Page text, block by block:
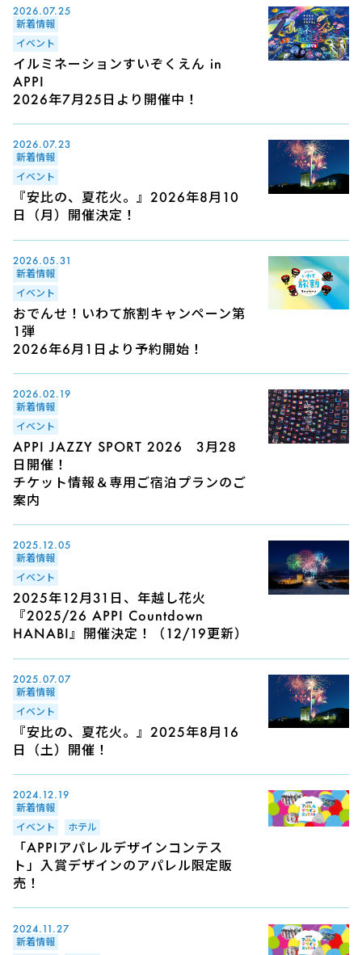
2026.07.25
新着情報
イベント
イルミネーションすいぞくえん in
APPI
2026年7月25日より開催中！
2026.07.23
新着情報
イベント
『安比の、夏花火。』2026年8月10
日（月）開催決定！
2026.05.31
新着情報
イベント
おでんせ！いわて旅割キャンペーン第
1弾
2026年6月1日より予約開始！
2026.02.19
新着情報
イベント
APPI JAZZY SPORT 2026 3月28
日開催！
チケット情報＆専用ご宿泊プランのご
案内
2025.12.05
新着情報
イベント
2025年12月31日、年越し花火
『2025/26 APPI Countdown
HANABI』開催決定！（12/19更新）
2025.07.07
新着情報
イベント
『安比の、夏花火。』2025年8月16
日（土）開催！
2024.12.19
新着情報
イベント
ホテル
「APPIアパレルデザインコンテス
ト」入賞デザインのアパレル限定販
売！
2024.11.27
新着情報